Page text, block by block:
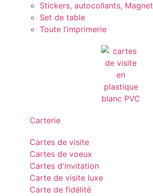
Stickers, autocollants, Magnet
Set de table
Toute l’imprimerie
Carterie
Cartes de visite
Cartes de voeux
Cartes d'invitation
Carte de visite luxe
Carte de fidélité